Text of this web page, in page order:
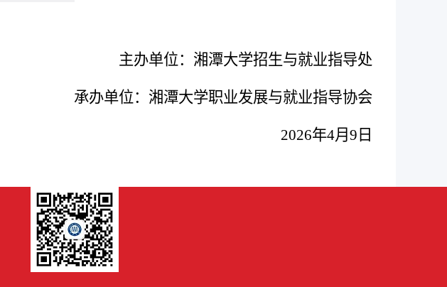
主办单位：湘潭大学招生与就业指导处
承办单位：湘潭大学职业发展与就业指导协会
2026年4月 9 日